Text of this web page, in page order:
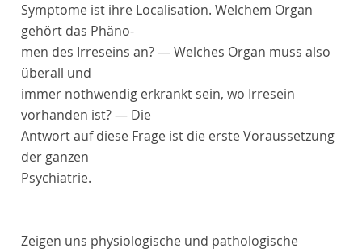
Symptome ist ihre Localisation. Welchem Organ
gehört das Phäno-
men des Irreseins an? — Welches Organ muss also
überall und
immer nothwendig erkrankt sein, wo Irresein
vorhanden ist? — Die
Antwort auf diese Frage ist die erste Voraussetzung
der ganzen
Psychiatrie.
Zeigen uns physiologische und pathologische